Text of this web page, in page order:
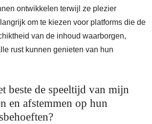
ontwikkelen terwijl ze plezier
om te kiezen voor platforms die de
van de inhoud waarborgen,
rust kunnen genieten van hun
beste de speeltijd van mijn
en afstemmen op hun